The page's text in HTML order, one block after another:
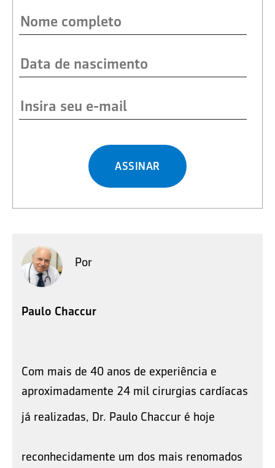
ASSINAR
Por
Paulo Chaccur
Com mais de 40 anos de experiência e
aproximadamente 24 mil cirurgias cardíacas
já realizadas, Dr. Paulo Chaccur é hoje
reconhecidamente um dos mais renomados